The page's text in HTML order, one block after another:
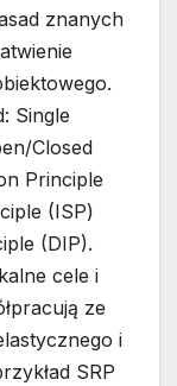
znanych
Single
Closed
Principle
(ISP)
(DIP).
cele i
ze
i
SRP